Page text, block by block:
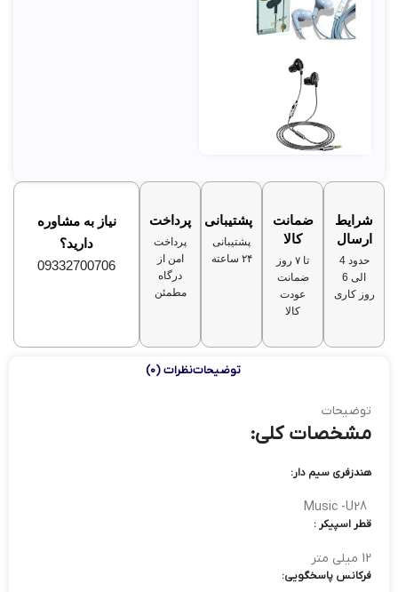
شرایط
ارسال
حدود 4
الی 6
روز کاری
ضمانت
کالا
تا ۷ روز
ضمانت
عودت
کالا
پشتیبانی
پشتیبانی
۲۴ ساعته
پرداخت
پرداخت
امن از
درگاه
مطمئن
نیاز به مشاوره
دارید؟
09332700706
توضیحاتنظرات (0)
توضیحات
مشخصات کلی:
هندزفری سیم دار:
قطر اسپیکر :
12 میلی متر
فرکانس پاسخگویی: